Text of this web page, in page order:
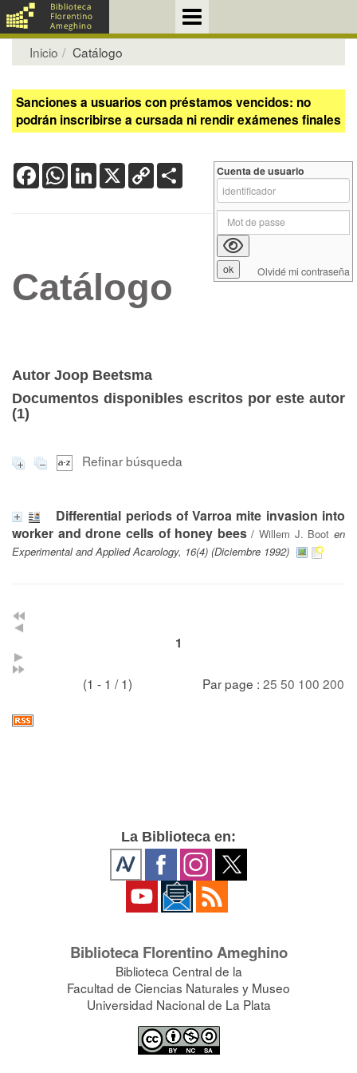
Inicio Catálogo
Sanciones a usuarios con préstamos vencidos: no
podrán inscribirse a cursada ni rendir exámenes finales
FacebookWhatsApp
LinkedIn
X Copy
Link
Catálogo
Autor Joop Beetsma
Documentos disponibles escritos por este autor
(1)
Refinar búsqueda
Differential periods of Varroa mite invasion into
worker and drone cells of honey bees/Willem J. Boot en
Experimental and Applied Acarology, 16(4) (Diciembre 1992)
1
(1 - 1 / 1) Par page : 25 50 100 200
Cuenta de usuario
Olvidé mi contraseña
La Biblioteca en:
Biblioteca Florentino Ameghino
Biblioteca Central de la
Facultad de Ciencias Naturales y Museo
Universidad Nacional de La Plata